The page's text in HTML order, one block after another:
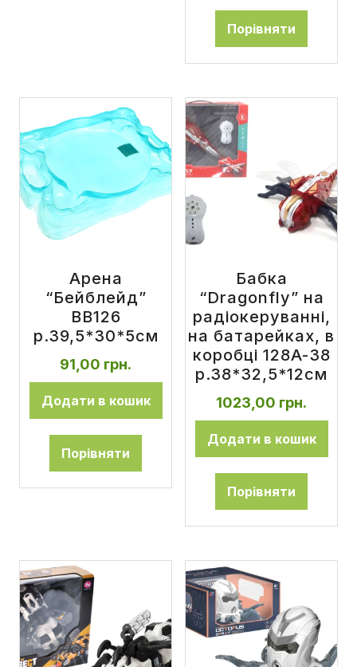
Порівняти
Арена
“Бейблейд”
BB126
р.39,5*30*5см
91,00 грн.
Додати в кошик
Порівняти
Бабка
“Dragonfly” на
радіокеруванні,
на батарейках, в
коробці 128A-38
р.38*32,5*12см
1023,00 грн.
Додати в кошик
Порівняти